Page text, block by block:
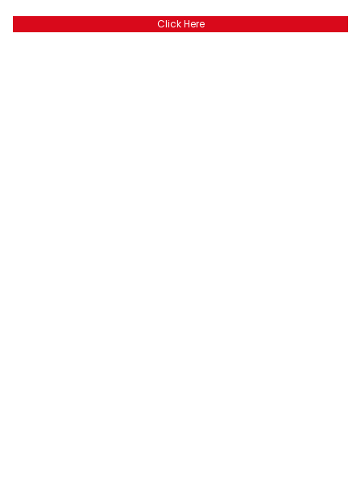
Click Here